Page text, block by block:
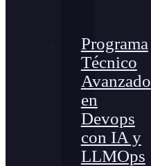
Programa
Técnico
Avanzado
en
Devops
con IA y
LLMOps